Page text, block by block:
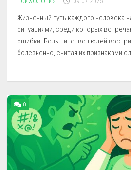
Жизненный путь каждого человека
ситуациями, среди которых
ошибки. Большинство людей
болезненно, считая их признаками
0